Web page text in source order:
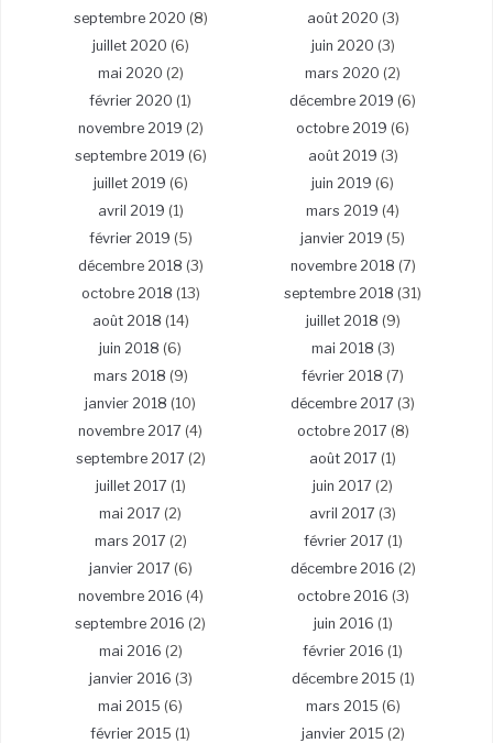
septembre 2020 (8) août 2020 (3)
juillet 2020 (6) juin 2020 (3)
mai 2020 (2) mars 2020 (2)
février 2020 (1) décembre 2019 (6)
novembre 2019 (2) octobre 2019 (6)
septembre 2019 (6) août 2019 (3)
juillet 2019 (6) juin 2019 (6)
avril 2019 (1) mars 2019 (4)
février 2019 (5) janvier 2019 (5)
décembre 2018 (3) novembre 2018 (7)
octobre 2018 (13) septembre 2018 (31)
août 2018 (14) juillet 2018 (9)
juin 2018 (6) mai 2018 (3)
mars 2018 (9) février 2018 (7)
janvier 2018 (10) décembre 2017 (3)
novembre 2017 (4) octobre 2017 (8)
septembre 2017 (2) août 2017 (1)
juillet 2017 (1) juin 2017 (2)
mai 2017 (2) avril 2017 (3)
mars 2017 (2) février 2017 (1)
janvier 2017 (6) décembre 2016 (2)
novembre 2016 (4) octobre 2016 (3)
septembre 2016 (2) juin 2016 (1)
mai 2016 (2) février 2016 (1)
janvier 2016 (3) décembre 2015 (1)
mai 2015 (6) mars 2015 (6)
février 2015 (1) janvier 2015 (2)